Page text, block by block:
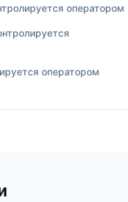
оператором
оператором